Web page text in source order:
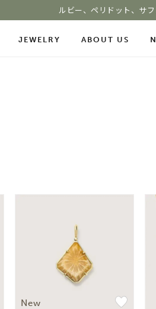
ルビー、ペリドット、サ
JEWELRY ABOUT US
New